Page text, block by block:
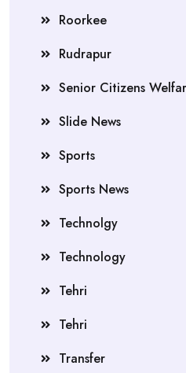
Roorkee
Rudrapur
Senior Citizens
Slide News
Sports
Sports News
Technolgy
Technology
Tehri
Tehri
Transfer